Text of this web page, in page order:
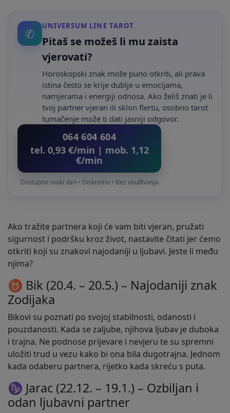
✆ UNIVERSUM LINE TAROT
Pitaš se možeš li mu zaista
vjerovati?
Horoskopski znak može puno otkriti, ali prava
istina često se krije dublje u emocijama,
namjerama i energiji odnosa. Ako želiš znati je li
tvoj partner vjeran ili sklon flertu, osobno tarot
tumačenje može ti dati jasniji odgovor.
064 604 604
tel. 0,93 €/min | mob. 1,12
€/min
Dostupno svaki dan • Diskretno • Bez osuđivanja
Ako tražite partnera koji će vam biti vjeran, pružati
sigurnost i podršku kroz život, nastavite čitati jer ćemo
otkriti koji su znakovi najodaniji u ljubavi. Jeste li među
njima?
♉ Bik (20.4. – 20.5.) – Najodaniji znak
Zodijaka
Bikovi su poznati po svojoj stabilnosti, odanosti i
pouzdanosti. Kada se zaljube, njihova ljubav je duboka
i trajna. Ne podnose prijevare i nevjeru te su spremni
uložiti trud u vezu kako bi ona bila dugotrajna. Jednom
kada odaberu partnera, rijetko kada skreću s puta.
♑ Jarac (22.12. – 19.1.) – Ozbiljan i
odan ljubavni partner